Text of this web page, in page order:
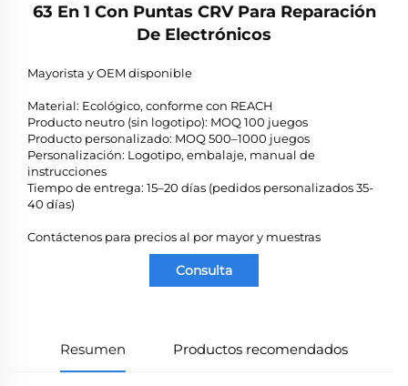
63 En 1 Con Puntas CRV Para Reparación
De Electrónicos
Mayorista y OEM disponible
Material: Ecológico, conforme con REACH
Producto neutro (sin logotipo): MOQ 100 juegos
Producto personalizado: MOQ 500–1000 juegos
Personalización: Logotipo, embalaje, manual de
instrucciones
Tiempo de entrega: 15–20 días (pedidos personalizados 35-
40 días)
Contáctenos para precios al por mayor y muestras
Consulta
Resumen Productos recomendados